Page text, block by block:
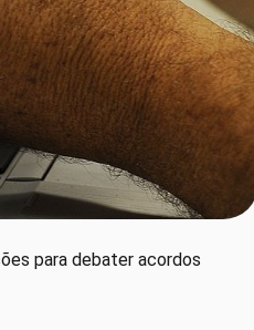
para debater acordos